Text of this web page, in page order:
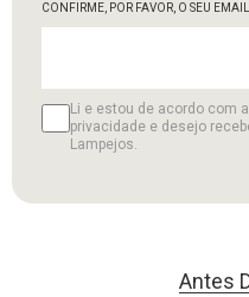
CONFIRME, POR FAVOR, O SEU EMAIL
Li e estou de acordo com
privacidade e desejo
Lampejos.
Antes